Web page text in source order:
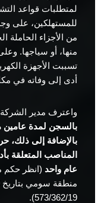
لمتطلبات قواعد
للمستهلكين، على
من الأجزاء الحاملة
منها، أو سياجها.
تسببت الأجهزة
أدى إلى وفاته في
واعترف مدير الشركة
بالسجن لمدة عامين
بالإضافة إلى
المناصب المتعلقة
عام واحد (انظر حكم
573/362/19).